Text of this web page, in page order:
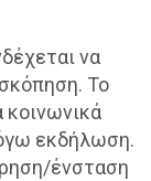
να
Το
κοινωνικά
εκδήλωση.
ένσταση